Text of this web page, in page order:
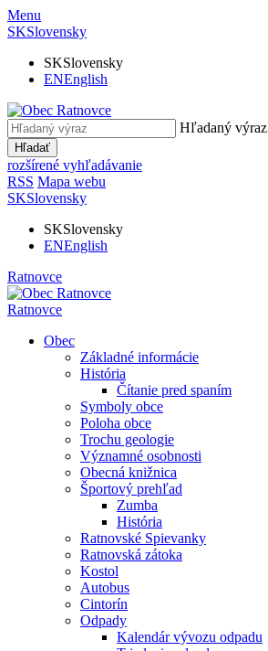
Menu
SKSlovensky
SKSlovensky
ENEnglish
Hľadaný výraz
Hľadať
rozšírené vyhľadávanie
RSS Mapa webu
SKSlovensky
SKSlovensky
ENEnglish
Ratnovce
Ratnovce
Obec
Základné informácie
História
Čítanie pred spaním
Symboly obce
Poloha obce
Trochu geologie
Významné osobnosti
Obecná knižnica
Športový prehľad
Zumba
História
Ratnovské Spievanky
Ratnovská zátoka
Kostol
Autobus
Cintorín
Odpady
Kalendár vývozu odpadu